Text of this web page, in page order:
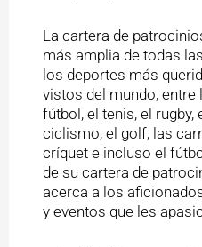
La cartera de
más amplia de todas
los deportes más
vistos del mundo, entre
fútbol, el tenis, el rugby,
ciclismo, el golf, las
críquet e incluso el
de su cartera de
acerca a los
y eventos que les